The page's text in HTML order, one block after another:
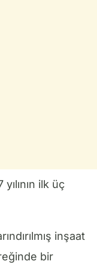
ilk üç
inşaat
bir